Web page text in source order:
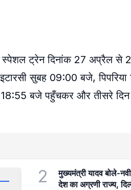
स्पेशल ट्रेन दिनांक 27 अप्रैल
सुबह 09:00 बजे,
बजे पहुँचकर और तीसरे
2
मुख्यमंत्री यादव बोले-
देश का अग्रणी राज्य,